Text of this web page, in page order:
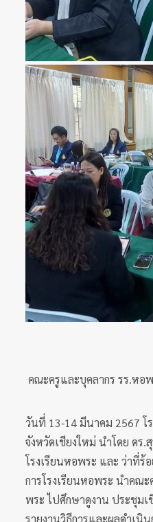
คณะครูและบุคลากร รร.หอ
วันที่ 13-14 มีนาคม 2567 โ
จังหวัดเชียงใหม่ นำโดย ดร
โรงเรียนหอพระ และ ว่าที่ร้
การโรงเรียนหอพระ นำคณ
พระ ไปศึกษาดูงาน ประชุมเ
รายงานวิธีการและผลดำเนิ